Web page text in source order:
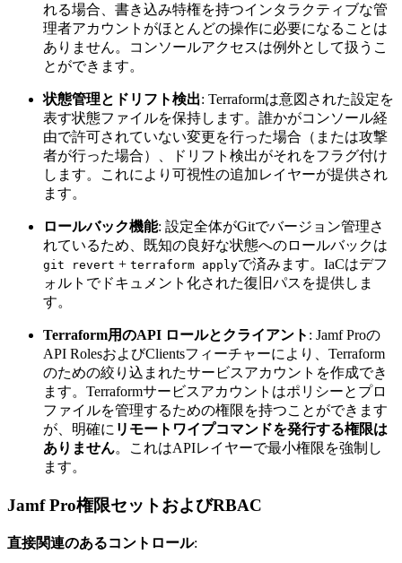
れる場合、書き込み特権を持つインタラクティブな管
理者アカウントがほとんどの操作に必要になることは
ありません。コンソールアクセスは例外として扱うこ
とができます。
状態管理とドリフト検出: Terraformは意図された設定を
表す状態ファイルを保持します。誰かがコンソール経
由で許可されていない変更を行った場合（または攻撃
者が行った場合）、ドリフト検出がそれをフラグ付け
します。これにより可視性の追加レイヤーが提供され
ます。
ロールバック機能: 設定全体がGitでバージョン管理さ
れているため、既知の良好な状態へのロールバックは
git revert + terraform applyで済みます。IaCはデフ
ォルトでドキュメント化された復旧パスを提供しま
す。
Terraform用のAPI ロールとクライアント : Jamf Proの
API RolesおよびClientsフィーチャーにより、Terraform
のための絞り込まれたサービスアカウントを作成でき
ます。Terraformサービスアカウントはポリシーとプロ
ファイルを管理するための権限を持つことができます
が、明確に リモートワイプコマンドを発行する権限は
ありません。これはAPIレイヤーで最小権限を強制し
ます。
Jamf Pro権限セットおよびRBAC
直接関連のあるコントロール: